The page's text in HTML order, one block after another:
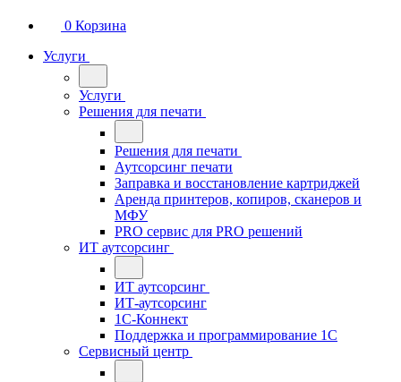
0 Корзина
Услуги
Услуги
Решения для печати
Решения для печати
Аутсорсинг печати
Заправка и восстановление картриджей
Аренда принтеров, копиров, сканеров и
МФУ
PRO сервис для PRO решений
ИТ аутсорсинг
ИТ аутсорсинг
ИТ-аутсорсинг
1С-Коннект
Поддержка и программирование 1С
Сервисный центр